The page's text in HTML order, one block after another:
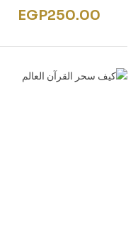
الإنسانEGP250.00